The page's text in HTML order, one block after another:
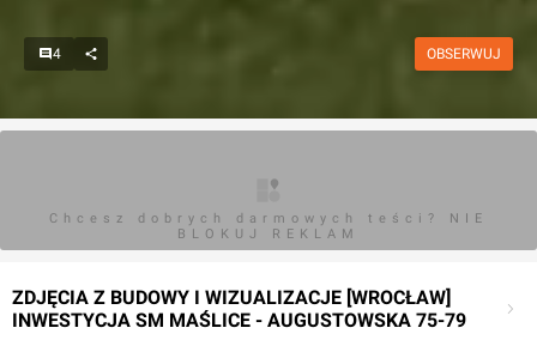
4 OBSERWUJ
Chcesz dobrych darmowych teści? NIE
BLOKUJ REKLAM
ZDJĘCIA Z BUDOWY I WIZUALIZACJE [WROCŁAW]
INWESTYCJA SM MAŚLICE - AUGUSTOWSKA 75-79